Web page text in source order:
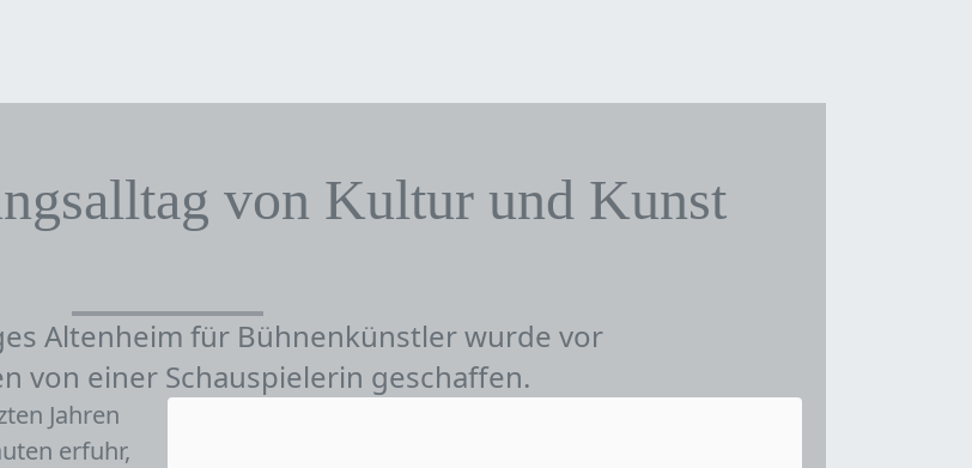
von Kultur und Kunst
Altenheim für Bühnenkünstler wurde vor
von einer Schauspielerin geschaffen.
Jahren
erfuhr,